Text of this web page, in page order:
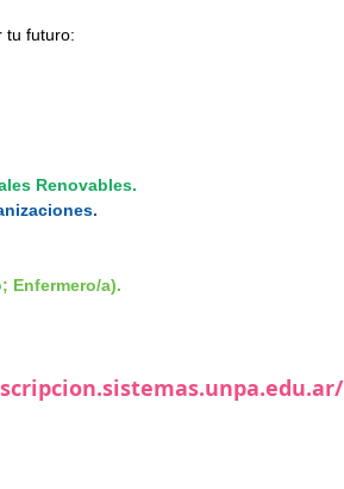
tu futuro:
Renovables.
Enfermero/a).